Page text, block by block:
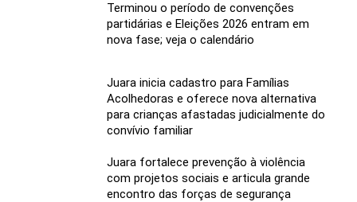
Terminou o período de convenções
partidárias e Eleições 2026 entram em
nova fase; veja o calendário
Juara inicia cadastro para Famílias
Acolhedoras e oferece nova alternativa
para crianças afastadas judicialmente do
convívio familiar
Juara fortalece prevenção à violência
com projetos sociais e articula grande
encontro das forças de segurança